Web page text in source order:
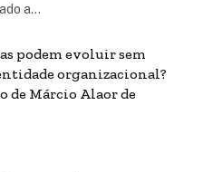
a…
podem evoluir sem
organizacional?
de Márcio Alaor de